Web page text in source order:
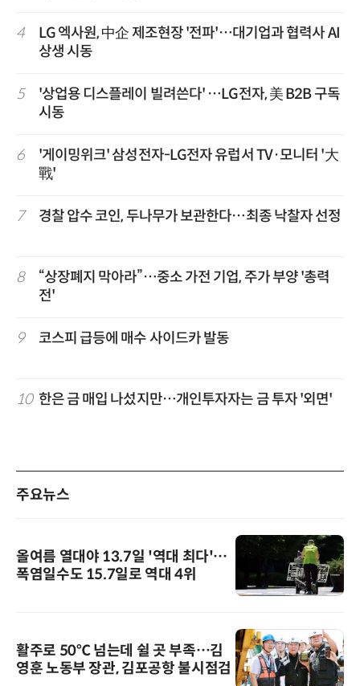
4
LG 엑사원, 中企 제조현장 '전파'…대기업과 협력사 AI
상생 시동
5
'상업용 디스플레이 빌려쓴다' …LG전자, 美 B2B 구독
시동
6
'게이밍위크' 삼성전자-LG전자 유럽서 TV·모니터 '大
戰'
7 경찰 압수 코인, 두나무가 보관한다…최종 낙찰자 선정
8
“상장폐지 막아라”…중소 가전 기업, 주가 부양 '총력
전'
9 코스피 급등에 매수 사이드카 발동
10 한은 금 매입 나섰지만…개인투자자는 금 투자 '외면'
주요뉴스
올여름 열대야 13.7일 '역대 최다'…
폭염일수도 15.7일로 역대 4위
활주로 50℃ 넘는데 쉴 곳 부족…김
영훈 노동부 장관, 김포공항 불시점검